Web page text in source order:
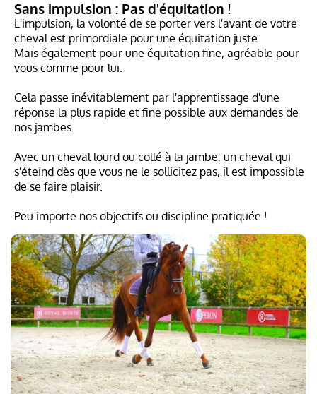
Sans impulsion : Pas d'équitation !
L'impulsion, la volonté de se porter vers l'avant de votre
cheval est primordiale pour une équitation juste.
Mais également pour une équitation fine, agréable pour
vous comme pour lui.
Cela passe inévitablement par l'apprentissage d'une
réponse la plus rapide et fine possible aux demandes de
nos jambes.
Avec un cheval lourd ou collé à la jambe, un cheval qui
s'éteind dès que vous ne le sollicitez pas, il est impossible
de se faire plaisir.
Peu importe nos objectifs ou discipline pratiquée !